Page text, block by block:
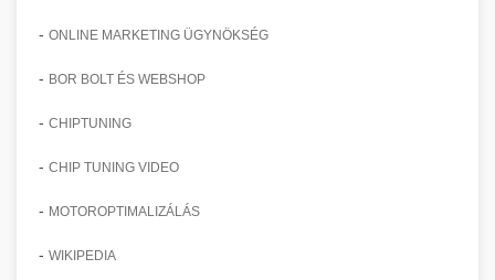
- ONLINE MARKETING ÜGYNÖKSÉG
- BOR BOLT ÉS WEBSHOP
- CHIPTUNING
- CHIP TUNING VIDEO
- MOTOROPTIMALIZÁLÁS
- WIKIPEDIA